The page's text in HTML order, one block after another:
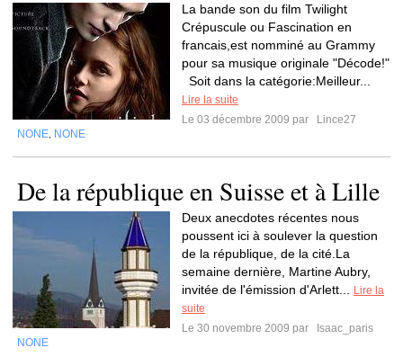
La bande son du film Twilight
Crépuscule ou Fascination en
francais,est nomminé au Grammy
pour sa musique originale "Décode!"
Soit dans la catégorie:Meilleur...
Lire la suite
Le 03 décembre 2009 par
Lince27
NONE NONE
De la république en Suisse et à Lille
Deux anecdotes récentes nous
poussent ici à soulever la question
de la république, de la cité.La
semaine dernière, Martine Aubry,
invitée de l'émission d'Arlett...
Lire la
suite
Le 30 novembre 2009 par
Isaac_paris
NONE